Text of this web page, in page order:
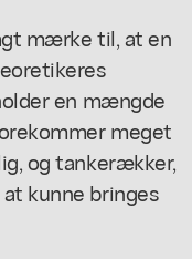
mærke til, at en
en mængde
meget
og tankerækker,
kunne bringes